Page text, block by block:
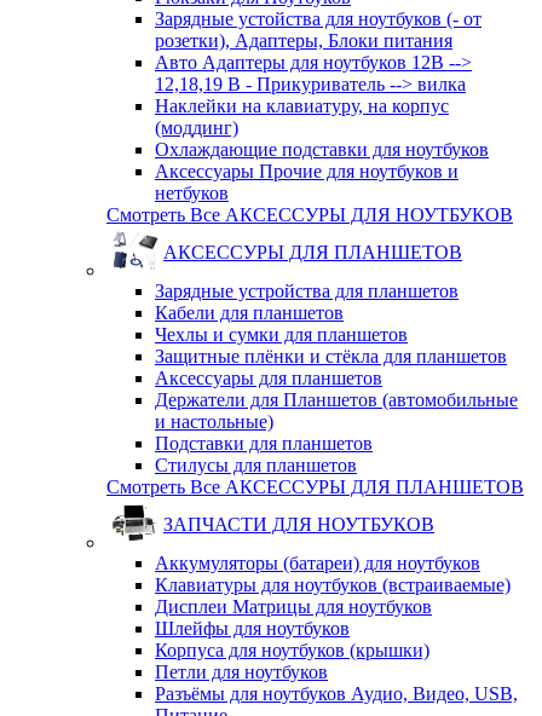
Зарядные устойства для ноутбуков (- от
розетки), Адаптеры, Блоки питания
Авто Адаптеры для ноутбуков 12В -->
12,18,19 В - Прикуриватель --> вилка
Наклейки на клавиатуру, на корпус
(моддинг)
Охлаждающие подставки для ноутбуков
Аксессуары Прочие для ноутбуков и
нетбуков
Смотреть Все АКСЕССУРЫ ДЛЯ НОУТБУКОВ
АКСЕССУРЫ ДЛЯ ПЛАНШЕТОВ
Зарядные устройства для планшетов
Кабели для планшетов
Чехлы и сумки для планшетов
Защитные плёнки и стёкла для планшетов
Аксессуары для планшетов
Держатели для Планшетов (автомобильные
и настольные)
Подставки для планшетов
Стилусы для планшетов
Смотреть Все АКСЕССУРЫ ДЛЯ ПЛАНШЕТОВ
ЗАПЧАСТИ ДЛЯ НОУТБУКОВ
Аккумуляторы (батареи) для ноутбуков
Клавиатуры для ноутбуков (встраиваемые)
Дисплеи Матрицы для ноутбуков
Шлейфы для ноутбуков
Корпуса для ноутбуков (крышки)
Петли для ноутбуков
Разъёмы для ноутбуков Аудио, Видео, USB,